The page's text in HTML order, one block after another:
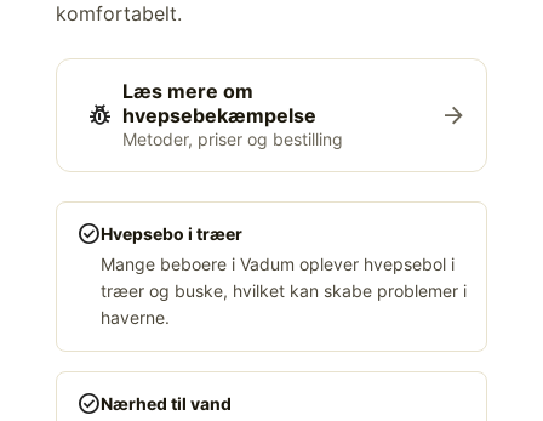
komfortabelt.
pest_control
Læs mere om
hvepsebekæmpelse
Metoder, priser og bestilling
arrow_forward
check_circleHvepsebo i træer
Mange beboere i Vadum oplever hvepsebol i
træer og buske, hvilket kan skabe problemer i
haverne.
check_circleNærhed til vand